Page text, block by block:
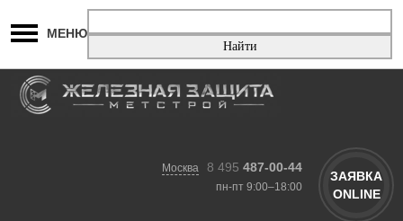
МЕНЮ
Москва 8 495 487-00-44
пн-пт 9:00–18:00
ЗАЯВКА
ONLINE